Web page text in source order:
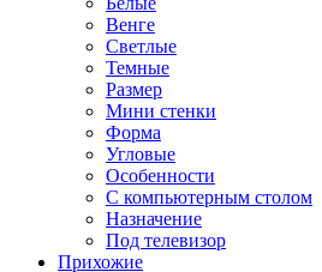
Венге
Светлые
Темные
Размер
Мини стенки
Форма
Угловые
Особенности
С компьютерным столом
Назначение
Под телевизор
Прихожие